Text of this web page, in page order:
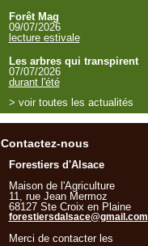
Forêt Mag
09/07/2026
lecture estivale
Les arbres qui transpirent
07/07/2026
durant l'été
> voir toutes les actualités
Contactez-nous
Forestiers d'Alsace
Maison de l'Agriculture
11, rue Jean Mermoz
68127 Ste Croix en Plaine
forestiersdalsace@gmail.com
Merci de contacter les